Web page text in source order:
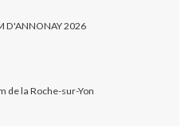
D'ANNONAY 2026
de la Roche-sur-Yon